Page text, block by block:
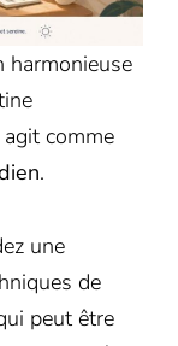
harmonieuse
comme
.
une
de
peut être